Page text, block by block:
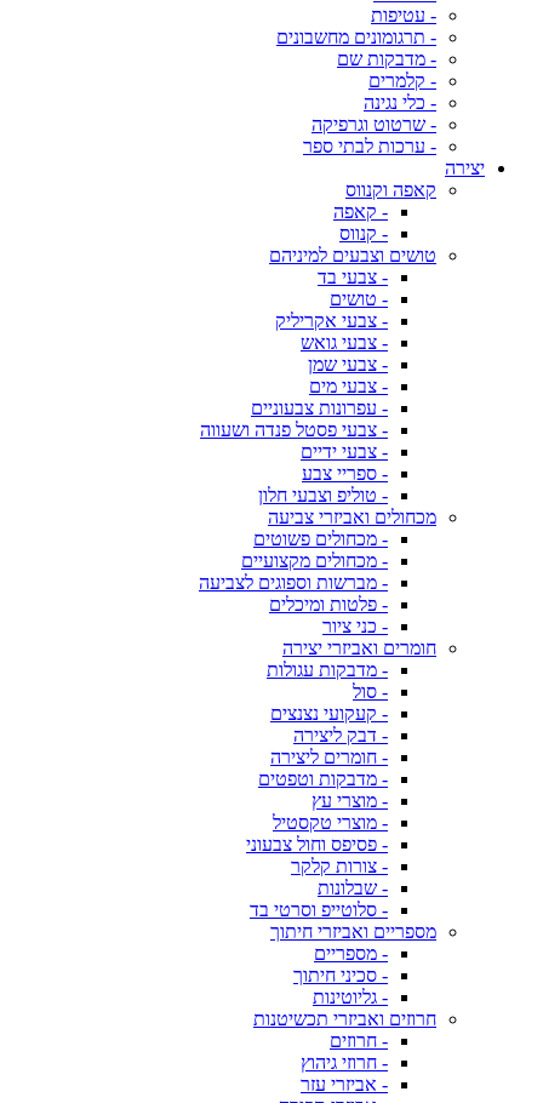
- עטיפות
- תרגומונים מחשבונים
- מדבקות שם
- קלמרים
- כלי נגינה
- שרטוט וגרפיקה
- ערכות לבתי ספר
יצירה
קאפה וקנווס
- קאפה
- קנווס
טושים וצבעים למיניהם
- צבעי בד
- טושים
- צבעי אקריליק
- צבעי גואש
- צבעי שמן
- צבעי מים
- עפרונות צבעוניים
- צבעי פסטל פנדה ושעווה
- צבעי ידיים
- ספריי צבע
- טוליפ וצבעי חלון
מכחולים ואביזרי צביעה
- מכחולים פשוטים
- מכחולים מקצועיים
- מברשות וספוגים לצביעה
- פלטות ומיכלים
- כני ציור
חומרים ואביזרי יצירה
- מדבקות עגולות
- סול
- קעקועי נצנצים
- דבק ליצירה
- חומרים ליצירה
- מדבקות וטפטים
- מוצרי עץ
- מוצרי טקסטיל
- פסיפס וחול צבעוני
- צורות קלקר
- שבלונות
- סלוטייפ וסרטי בד
מספריים ואביזרי חיתוך
- מספריים
- סכיני חיתוך
- גליוטינות
חרוזים ואביזרי תכשיטנות
- חרוזים
- חרוזי גיהוץ
- אביזרי עזר